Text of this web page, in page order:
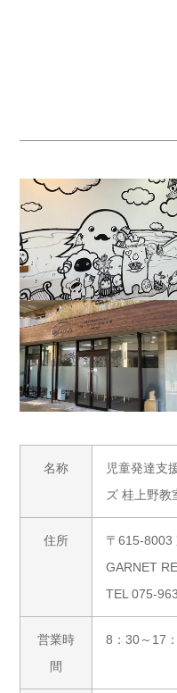
名称
児童発達支
ズ 桂上野教
住所
〒615-
GARNET
TEL 075-
営業時
間
8：30～17